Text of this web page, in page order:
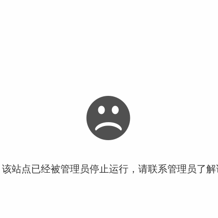
站点已经被管理员停止运行，请联系管理员了